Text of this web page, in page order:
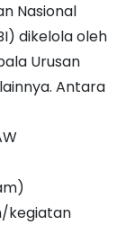
Nasional
dikelola oleh
Urusan
Antara
kegiatan